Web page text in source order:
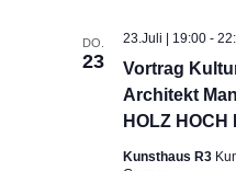
DO.
23
Vortrag
Architekt
HOLZ HOCH
23.Juli | 19:00 -
Kunsthaus R3